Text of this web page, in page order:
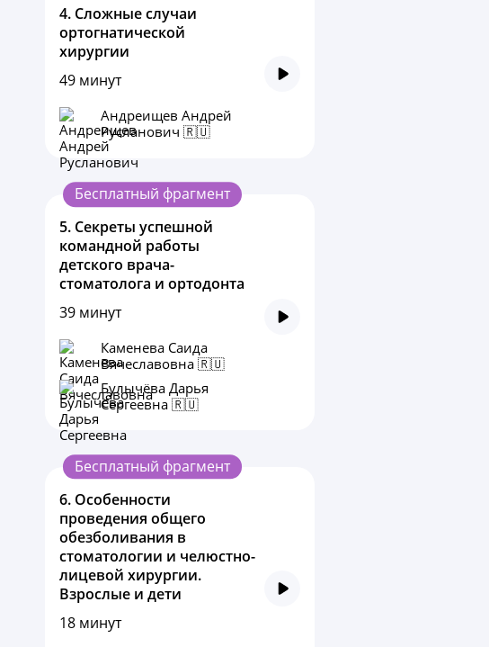
4. Сложные случаи
ортогнатической
хирургии
49 минут
Андреищев Андрей
Русланович 🇷🇺
Бесплатный фрагмент
5. Секреты успешной
командной работы
детского врача-
стоматолога и ортодонта
39 минут
Каменева Саида
Вячеславовна 🇷🇺
Булычёва Дарья
Сергеевна 🇷🇺
Бесплатный фрагмент
6. Особенности
проведения общего
обезболивания в
стоматологии и челюстно-
лицевой хирургии.
Взрослые и дети
18 минут